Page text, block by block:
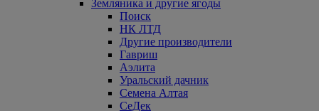
Земляника и другие ягоды
Поиск
НК ЛТД
Другие производители
Гавриш
Аэлита
Уральский дачник
Семена Алтая
СеДек